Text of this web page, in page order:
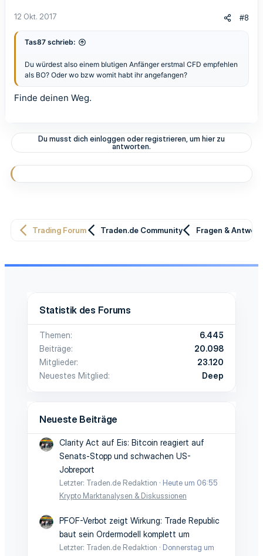
12 Okt. 2017 #8
Tas87 schrieb:
Du würdest also einem blutigen Anfänger erstmal CFD empfehlen
als BO? Oder wo bzw womit habt ihr angefangen?
Finde deinen Weg.
Du musst dich einloggen oder registrieren, um hier zu
antworten.
Trading Forum Traden.de Community Fragen &
Statistik des Forums
Themen
6.445
Beiträge
20.098
Mitglieder
23.120
Neuestes Mitglied
Deep
Neueste Beiträge
Clarity Act auf Eis: Bitcoin reagiert auf
Senats-Stopp und schwachen US-
Jobreport
Letzter: Traden.de Redaktion
Heute um 06:55
Krypto Marktanalysen & Diskussionen
PFOF-Verbot zeigt Wirkung: Trade Republic
baut sein Ordermodell komplett um
Letzter: Traden.de Redaktion
Donnerstag um